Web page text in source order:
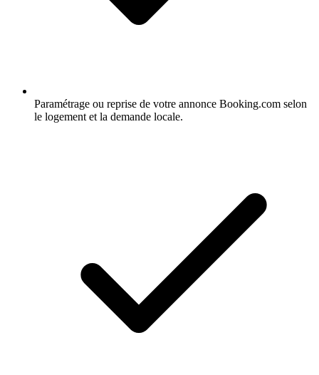
Paramétrage ou reprise de votre annonce Booking.com selon
le logement et la demande locale.